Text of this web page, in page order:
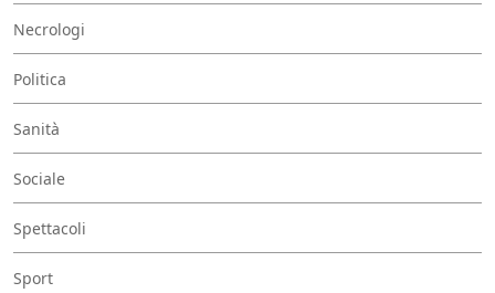
Necrologi
Politica
Sanità
Sociale
Spettacoli
Sport